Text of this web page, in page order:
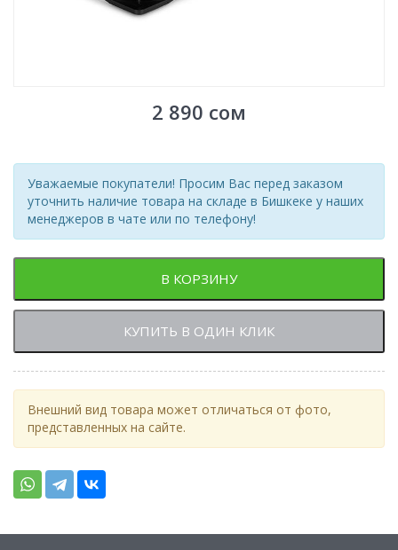
2 890 сом
Уважаемые покупатели! Просим Вас перед заказом
уточнить наличие товара на складе в Бишкеке у наших
менеджеров в чате или по телефону!
В КОРЗИНУ
КУПИТЬ В ОДИН КЛИК
Внешний вид товара может отличаться от фото,
представленных на сайте.